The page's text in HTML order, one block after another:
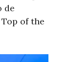
de
of the